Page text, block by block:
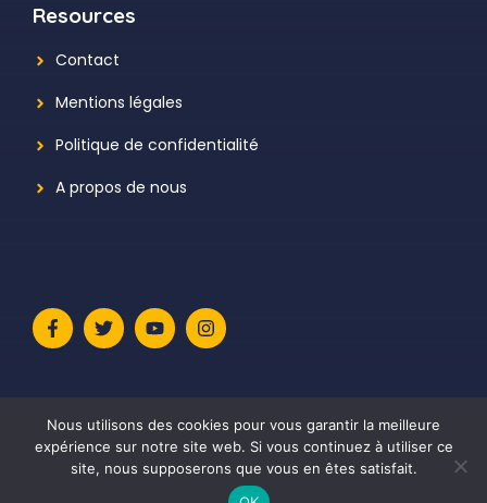
Resources
Contact
Mentions légales
Politique de confidentialité
A propos de nous
• Construit avec
Nous utilisons des cookies pour vous garantir la meilleure
expérience sur notre site web. Si vous continuez à utiliser ce
site, nous supposerons que vous en êtes satisfait.